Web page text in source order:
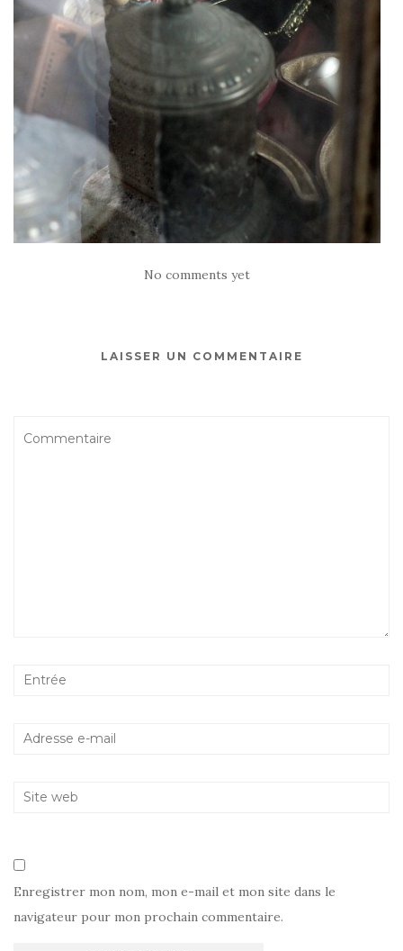
No comments yet
LAISSER UN COMMENTAIRE
Enregistrer mon nom, mon e-mail et mon site dans le
navigateur pour mon prochain commentaire.